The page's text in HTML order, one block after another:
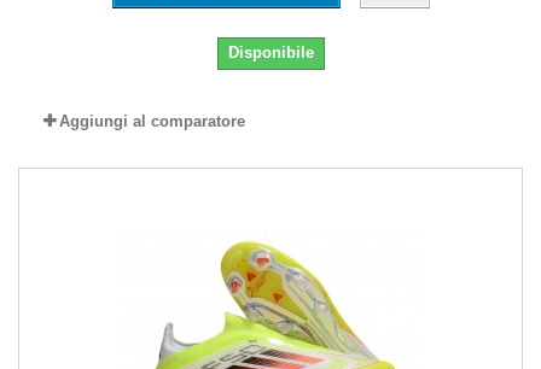
Disponibile
Aggiungi al comparatore